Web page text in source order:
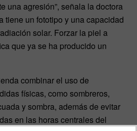
una agresión”, señala la doctora
tiene un fototipo y una capacidad
solar. Forzar la piel a
que ya se ha producido un
combinar el uso de
físicas, como sombreros,
y sombra, además de evitar
en las horas centrales del